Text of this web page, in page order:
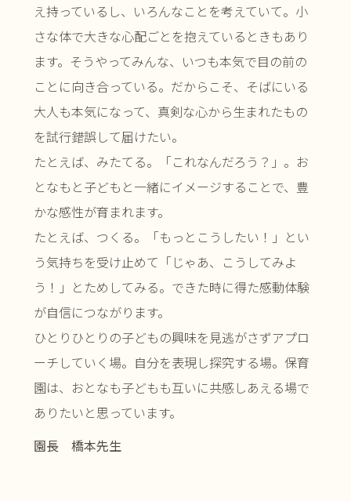
え持っているし、いろんなことを考えていて。小
さな体で大きな心配ごとを抱えているときもあり
ます。そうやってみんな、いつも本気で目の前の
ことに向き合っている。だからこそ、そばにいる
大人も本気になって、真剣な心から生まれたもの
を試行錯誤して届けたい。
たとえば、みたてる。「これなんだろう？」。お
となもと子どもと一緒にイメージすることで、豊
かな感性が育まれます。
たとえば、つくる。「もっとこうしたい！」とい
う気持ちを受け止めて「じゃあ、こうしてみよ
う！」とためしてみる。できた時に得た感動体験
が自信につながります。
ひとりひとりの子どもの興味を見逃がさずアプロ
ーチしていく場。自分を表現し探究する場。保育
園は、おとなも子どもも互いに共感しあえる場で
ありたいと思っています。
園長 橋本先生